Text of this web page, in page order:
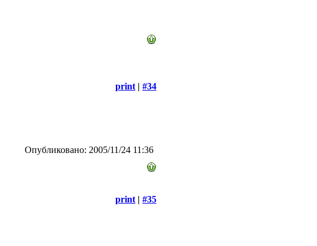
print | #34
Опубликовано: 2005/11/24 11:36
print | #35